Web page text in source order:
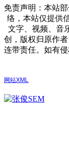
免责声明：本站
络，本站仅提供
文字、视频、音
创，版权归原作
连带责任。如有
网站XML